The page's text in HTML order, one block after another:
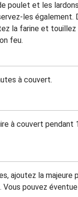
poulet et les
les également.
la farine et touillez
feu.
à couvert.
à couvert pendant
ajoutez la majeure
Vous pouvez